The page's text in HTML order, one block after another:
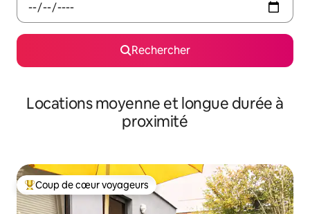
Rechercher
Locations moyenne et longue durée à
proximité
Coups de cœur voyageurs les plus appréciés
Coup de cœur voyageurs